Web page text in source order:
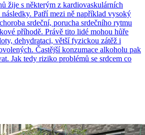
žije s některým z kardiovaskulárních
Patří mezi ně například vysoký
srdeční, porucha srdečního rytmu
příhodě. Právě tito lidé mohou hůře
dehydrataci, větší fyzickou zátěž i
Častější konzumace alkoholu pak
Jak tedy riziko problémů se srdcem co